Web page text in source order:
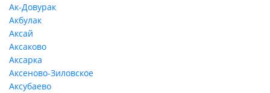
Ак-Довурак
Акбулак
Аксай
Аксаково
Аксарка
Аксеново-Зиловское
Аксубаево